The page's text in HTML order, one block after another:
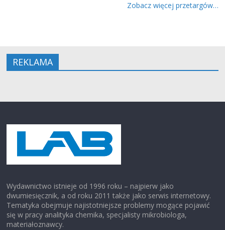
Zobacz więcej przetargów…
REKLAMA
Wydawnictwo istnieje od 1996 roku – najpierw jako
dwumiesięcznik, a od roku 2011 także jako serwis internetowy.
Tematyka obejmuje najistotniejsze problemy mogące pojawić
się w pracy analityka chemika, specjalisty mikrobiologa,
materiałoznawcy.